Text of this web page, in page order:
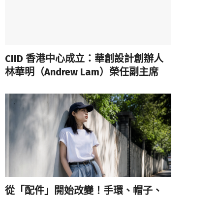
CIID 香港中心成立：華創設計創辦人
林華明（Andrew Lam）榮任副主席
從「配件」開始改變！手環、帽子、